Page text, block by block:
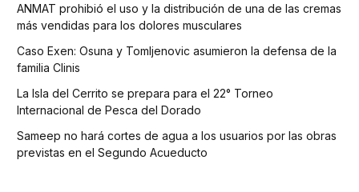
ANMAT prohibió el uso y la distribución de una de las cremas
más vendidas para los dolores musculares
Caso Exen: Osuna y Tomljenovic asumieron la defensa de la
familia Clinis
La Isla del Cerrito se prepara para el 22° Torneo
Internacional de Pesca del Dorado
Sameep no hará cortes de agua a los usuarios por las obras
previstas en el Segundo Acueducto